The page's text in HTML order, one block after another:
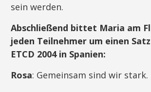
sein werden.
Abschließend bittet Maria am
jeden Teilnehmer um einen
ETCD 2004 in Spanien:
Rosa: Gemeinsam sind wir stark.